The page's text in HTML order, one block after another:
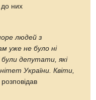
до них
людей з
уже не було ні
були депутати, які
України. Квіти,